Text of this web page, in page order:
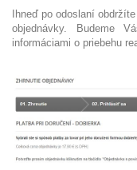
Ihneď po odoslaní
objednávky. Budeme
informáciami o priebehu